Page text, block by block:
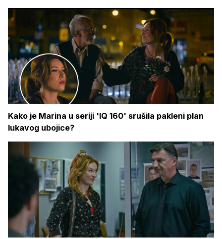
Kako je Marina u seriji 'IQ 160' srušila pakleni plan
lukavog ubojice?